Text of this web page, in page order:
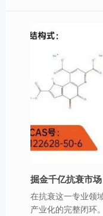
在抗衰这一专业领
产业化的完整闭环。